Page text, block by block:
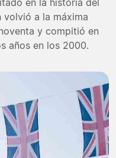
volvió a la máxima
y compitió en
años en los 2000.